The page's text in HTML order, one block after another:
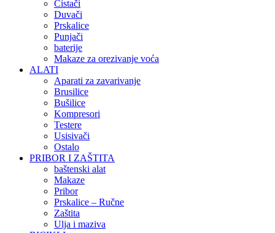
Čistači
Duvači
Prskalice
Punjači
baterije
Makaze za orezivanje voća
ALATI
Aparati za zavarivanje
Brusilice
Bušilice
Kompresori
Testere
Usisivači
Ostalo
PRIBOR I ZAŠTITA
baštenski alat
Makaze
Pribor
Prskalice – Ručne
Zaštita
Ulja i maziva